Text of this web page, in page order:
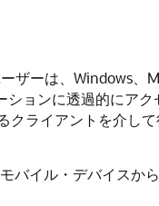
ザーは、Windows、
ョンに透過的にア
ライアントを介し
バイル・デバイスか